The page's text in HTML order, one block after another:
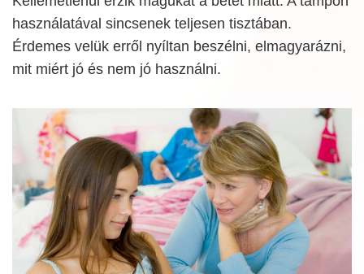
használatával sincsenek teljesen tisztában.
Érdemes velük erről nyíltan beszélni, elmagyarázni,
mit miért jó és nem jó használni.